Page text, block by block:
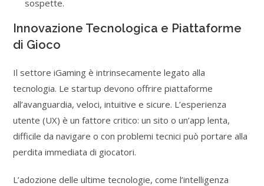
sospette.
Innovazione Tecnologica e Piattaforme
di Gioco
Il settore iGaming è intrinsecamente legato alla
tecnologia. Le startup devono offrire piattaforme
all’avanguardia, veloci, intuitive e sicure. L’esperienza
utente (UX) è un fattore critico: un sito o un’app lenta,
difficile da navigare o con problemi tecnici può portare alla
perdita immediata di giocatori.
L’adozione delle ultime tecnologie, come l’intelligenza